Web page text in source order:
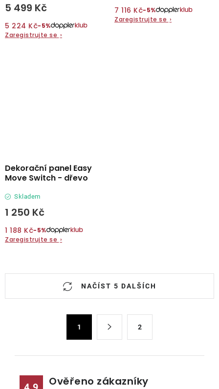
5 499 Kč
5 224 Kč−5%
Zaregistrujte se ›
7 116 Kč−5%
Zaregistrujte se ›
Dekorační panel Easy
Move Switch - dřevo
Skladem
1 250 Kč
1 188 Kč−5%
Zaregistrujte se ›
O
NAČÍST 5 DALŠÍCH
1 2
Ověřeno zákazníky